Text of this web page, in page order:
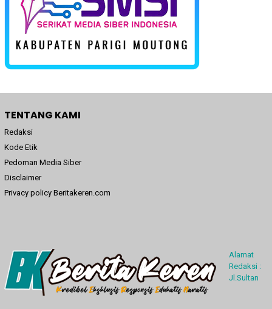
TENTANG KAMI
Redaksi
Kode Etik
Pedoman Media Siber
Disclaimer
Privacy policy Beritakeren.com
Alamat
Redaksi :
Jl.Sultan